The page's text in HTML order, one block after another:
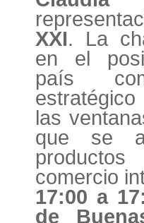
XXI. La
en el
país
las
que se
comercio
17:00 a
de